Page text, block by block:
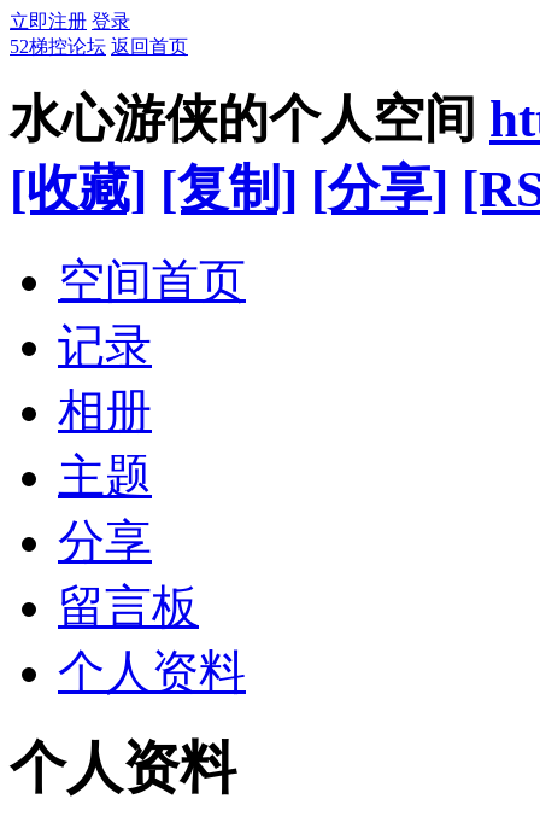
立即注册 登录
52梯控论坛 返回首页
水心游侠的个人空间
[收藏] [复制] [分享]
空间首页
记录
相册
主题
分享
留言板
个人资料
个人资料